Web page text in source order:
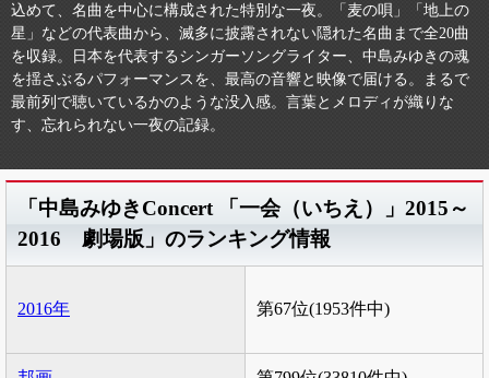
込めて、名曲を中心に構成された特別な一夜。「麦の唄」「地上の
星」などの代表曲から、滅多に披露されない隠れた名曲まで全20曲
を収録。日本を代表するシンガーソングライター、中島みゆきの魂
を揺さぶるパフォーマンスを、最高の音響と映像で届ける。まるで
最前列で聴いているかのような没入感。言葉とメロディが織りな
す、忘れられない一夜の記録。
「中島みゆきConcert 「一会（いちえ）」2015～
2016 劇場版」のランキング情報
2016年 第67位(1953件中)